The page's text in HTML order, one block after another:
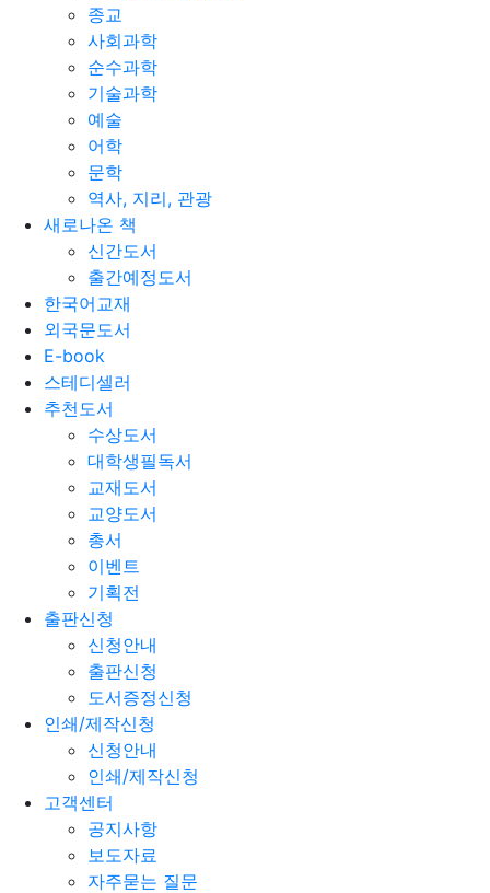
종교
사회과학
순수과학
기술과학
예술
어학
문학
역사, 지리, 관광
새로나온 책
신간도서
출간예정도서
한국어교재
외국문도서
E-book
스테디셀러
추천도서
수상도서
대학생필독서
교재도서
교양도서
총서
이벤트
기획전
출판신청
신청안내
출판신청
도서증정신청
인쇄/제작신청
신청안내
인쇄/제작신청
고객센터
공지사항
보도자료
자주묻는 질문